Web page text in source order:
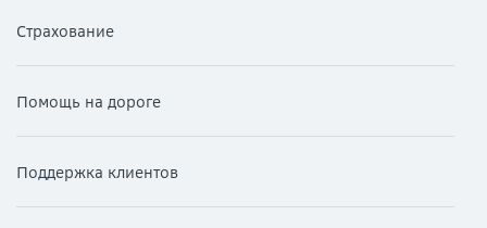
Страхование
Помощь на дороге
Поддержка клиентов